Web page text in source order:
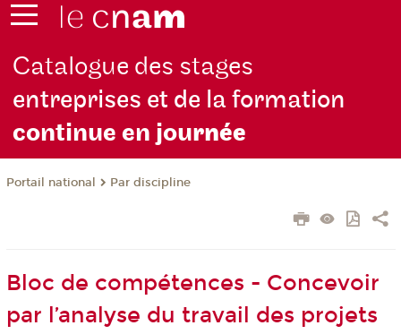
Catalogue des stages
entreprises et de la formation
continue en journée
Portail national Par discipline
Bloc de compétences - Concevoir
par l’analyse du travail des projets